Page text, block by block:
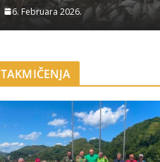
6. Februara 2026.
TAKMIČENJA